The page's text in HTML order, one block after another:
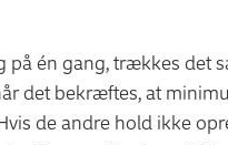
på én gang, trækkes det
det bekræftes, at
de andre hold ikke